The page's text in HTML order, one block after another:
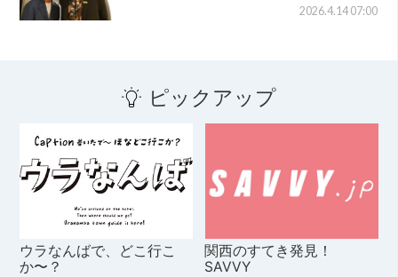
2026.4.14 07:00
ピックアップ
ウラなんばで、どこ行こ
か〜？
関西のすてき発見！
SAVVY